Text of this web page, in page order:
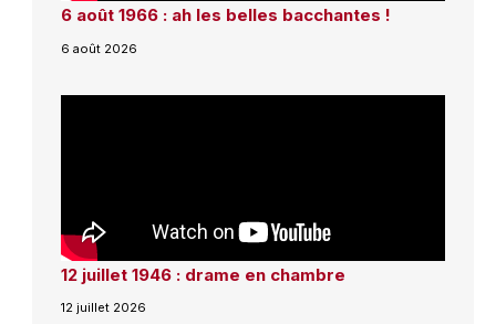
6 août 1966 : ah les belles bacchantes !
6 août 2026
12 juillet 1946 : drame en chambre
12 juillet 2026